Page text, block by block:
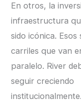
En otros, la
infraestructura
sido icónica. Esos
carriles que van
paralelo. River
seguir creciendo